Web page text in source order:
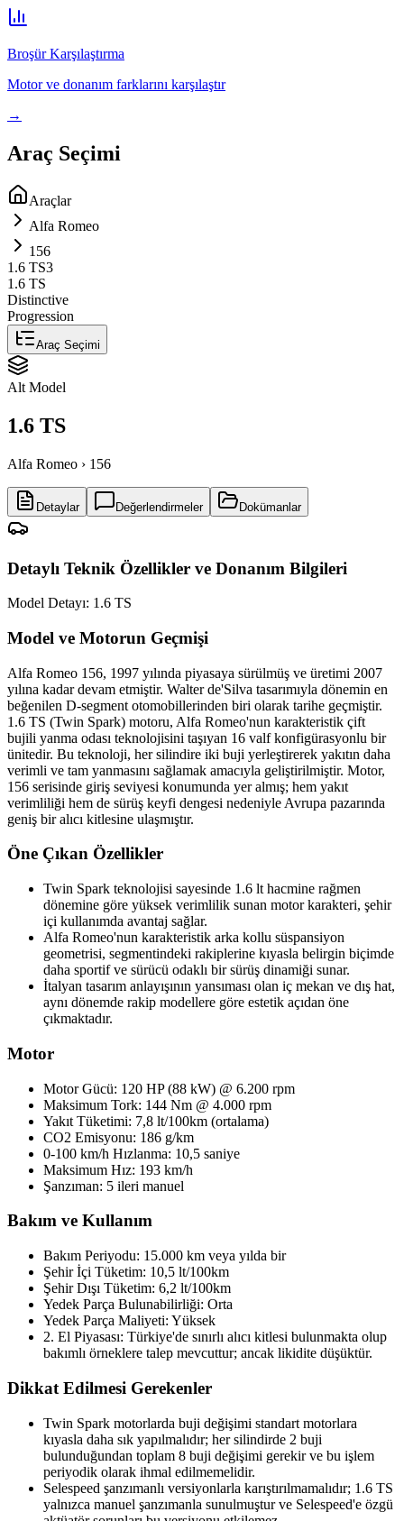
Broşür Karşılaştırma
Motor ve donanım farklarını karşılaştır
→
Araç Seçimi
Araçlar
Alfa Romeo
156
1.6 TS3
1.6 TS
Distinctive
Progression
Araç Seçimi
Alt Model
1.6 TS
Alfa Romeo › 156
Detaylar Değerlendirmeler Dokümanlar
Detaylı Teknik Özellikler ve Donanım Bilgileri
Model Detayı: 1.6 TS
Model ve Motorun Geçmişi
Alfa Romeo 156, 1997 yılında piyasaya sürülmüş ve üretimi 2007
yılına kadar devam etmiştir. Walter de'Silva tasarımıyla dönemin en
beğenilen D-segment otomobillerinden biri olarak tarihe geçmiştir.
1.6 TS (Twin Spark) motoru, Alfa Romeo'nun karakteristik çift
bujili yanma odası teknolojisini taşıyan 16 valf konfigürasyonlu bir
ünitedir. Bu teknoloji, her silindire iki buji yerleştirerek yakıtın daha
verimli ve tam yanmasını sağlamak amacıyla geliştirilmiştir. Motor,
156 serisinde giriş seviyesi konumunda yer almış; hem yakıt
verimliliği hem de sürüş keyfi dengesi nedeniyle Avrupa pazarında
geniş bir alıcı kitlesine ulaşmıştır.
Öne Çıkan Özellikler
Twin Spark teknolojisi sayesinde 1.6 lt hacmine rağmen
dönemine göre yüksek verimlilik sunan motor karakteri, şehir
içi kullanımda avantaj sağlar.
Alfa Romeo'nun karakteristik arka kollu süspansiyon
geometrisi, segmentindeki rakiplerine kıyasla belirgin biçimde
daha sportif ve sürücü odaklı bir sürüş dinamiği sunar.
İtalyan tasarım anlayışının yansıması olan iç mekan ve dış hat,
aynı dönemde rakip modellere göre estetik açıdan öne
çıkmaktadır.
Motor
Motor Gücü: 120 HP (88 kW) @ 6.200 rpm
Maksimum Tork: 144 Nm @ 4.000 rpm
Yakıt Tüketimi: 7,8 lt/100km (ortalama)
CO2 Emisyonu: 186 g/km
0-100 km/h Hızlanma: 10,5 saniye
Maksimum Hız: 193 km/h
Şanzıman: 5 ileri manuel
Bakım ve Kullanım
Bakım Periyodu: 15.000 km veya yılda bir
Şehir İçi Tüketim: 10,5 lt/100km
Şehir Dışı Tüketim: 6,2 lt/100km
Yedek Parça Bulunabilirliği: Orta
Yedek Parça Maliyeti: Yüksek
2. El Piyasası: Türkiye'de sınırlı alıcı kitlesi bulunmakta olup
bakımlı örneklere talep mevcuttur; ancak likidite düşüktür.
Dikkat Edilmesi Gerekenler
Twin Spark motorlarda buji değişimi standart motorlara
kıyasla daha sık yapılmalıdır; her silindirde 2 buji
bulunduğundan toplam 8 buji değişimi gerekir ve bu işlem
periyodik olarak ihmal edilmemelidir.
Selespeed şanzımanlı versiyonlarla karıştırılmamalıdır; 1.6 TS
yalnızca manuel şanzımanla sunulmuştur ve Selespeed'e özgü